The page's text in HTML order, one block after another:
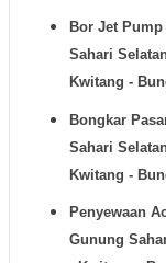
Bor Jet Pump
Sahari
Kwitang -
Bongkar
Sahari
Kwitang -
Penyewaan
Gunung